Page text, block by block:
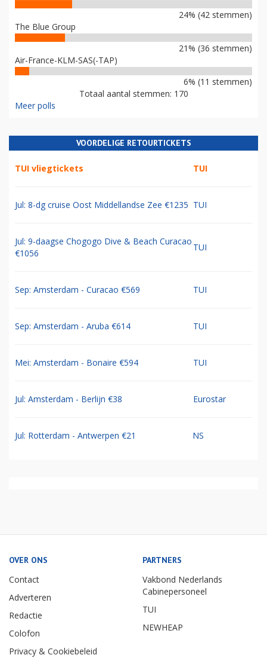
24% (42 stemmen)
The Blue Group
21% (36 stemmen)
Air-France-KLM-SAS(-TAP)
6% (11 stemmen)
Totaal aantal stemmen: 170
Meer polls
VOORDELIGE RETOURTICKETS
TUI vliegtickets TUI
Jul: 8-dg cruise Oost Middellandse Zee €1235 TUI
Jul: 9-daagse Chogogo Dive & Beach Curacao
€1056
TUI
Sep: Amsterdam - Curacao €569 TUI
Sep: Amsterdam - Aruba €614 TUI
Mei: Amsterdam - Bonaire €594 TUI
Jul: Amsterdam - Berlijn €38 Eurostar
Jul: Rotterdam - Antwerpen €21 NS
OVER ONS
Contact
Adverteren
Redactie
Colofon
Privacy & Cookiebeleid
PARTNERS
Vakbond Nederlands
Cabinepersoneel
TUI
NEWHEAP